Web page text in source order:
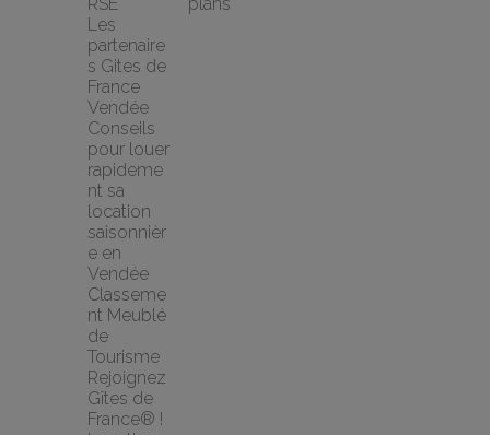
Les
partenaire
s Gites de
France
Vendée
Conseils
pour louer
rapideme
nt sa
location
saisonnièr
e en
Vendée
Classeme
nt Meublé
de
Tourisme
Rejoignez
Gîtes de
France® !